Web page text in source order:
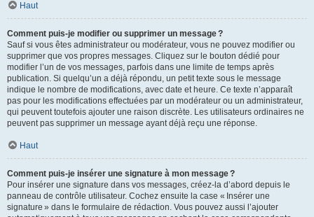
Haut
Comment puis-je modifier ou supprimer un message ?
Sauf si vous êtes administrateur ou modérateur, vous ne pouvez modifier ou
supprimer que vos propres messages. Cliquez sur le bouton dédié pour
modifier l’un de vos messages, parfois dans une limite de temps après
publication. Si quelqu’un a déjà répondu, un petit texte sous le message
indique le nombre de modifications, avec date et heure. Ce texte n’apparaît
pas pour les modifications effectuées par un modérateur ou un administrateur,
qui peuvent toutefois ajouter une raison discrète. Les utilisateurs ordinaires ne
peuvent pas supprimer un message ayant déjà reçu une réponse.
Haut
Comment puis-je insérer une signature à mon message ?
Pour insérer une signature dans vos messages, créez-la d’abord depuis le
panneau de contrôle utilisateur. Cochez ensuite la case « Insérer une
signature » dans le formulaire de rédaction. Vous pouvez aussi l’ajouter